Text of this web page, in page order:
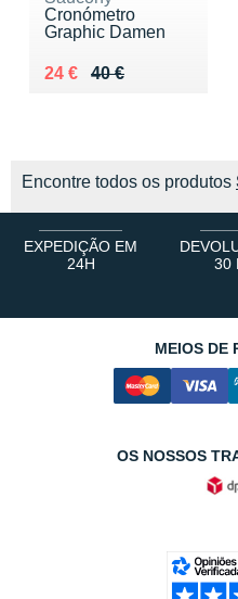
Cronómetro
Graphic Damen
40 €
Au lieu de 40 €
24 €
Vendu 24 €
Encontre todos os produtos
EXPEDIÇÃO EM
24H
30
MEIOS DE
OS NOSSOS